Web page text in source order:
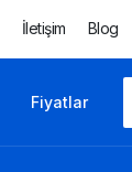
İletişim Blog
Fiyatlar